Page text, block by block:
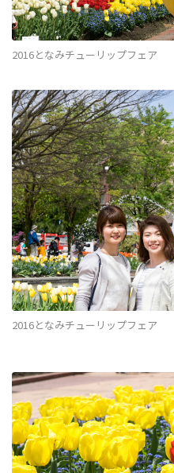
2016となみチューリップフェア
2016となみチューリップフェア